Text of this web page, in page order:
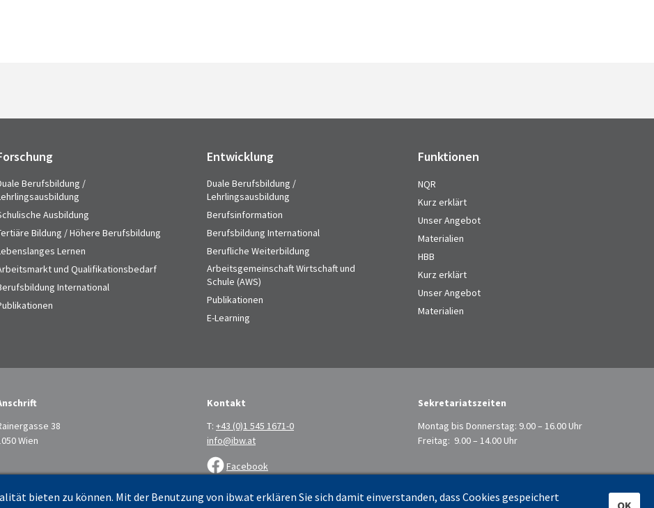
Berufsbildung /
Ausbildung
Bildung / Höhere Berufsbildung
Lernen
und Qualifikationsbedarf
International
Entwicklung
Duale Berufsbildung /
Lehrlingsausbildung
Berufsinformation
Berufsbildung International
Berufliche Weiterbildung
Arbeitsgemeinschaft Wirtschaft und
Schule (AWS)
Publikationen
E-Learning
Funktionen
NQR
Kurz erklärt
Unser Angebot
Materialien
HBB
Kurz erklärt
Unser Angebot
Materialien
38
Wien
Kontakt
T: +43 (0)1 545 1671-0
info@ibw.at
Facebook
LinkedIn
Sekretariatszeiten
Montag bis Donnerstag: 9.00 – 16.00 Uhr
Freitag: 9.00 – 14.00 Uhr
bieten zu können. Mit der Benutzung von ibw.at erklären Sie sich damit einverstanden, dass Cookies gespeichert
OK